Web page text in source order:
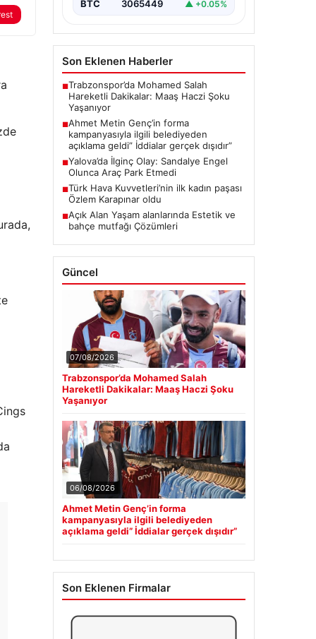
BTC 3065449 ▲ +0.05%
Son Eklenen Haberler
■Trabzonspor’da Mohamed Salah
Hareketli Dakikalar: Maaş Haczi Şoku
Yaşanıyor
■Ahmet Metin Genç’in forma
kampanyasıyla ilgili belediyeden
açıklama geldi” İddialar gerçek dışıdır”
■Yalova’da İlginç Olay: Sandalye Engel
Olunca Araç Park Etmedi
■Türk Hava Kuvvetleri’nin ilk kadın paşası
Özlem Karapınar oldu
■Açık Alan Yaşam alanlarında Estetik ve
bahçe mutfağı Çözümleri
Güncel
07/08/2026
Trabzonspor’da Mohamed Salah
Hareketli Dakikalar: Maaş Haczi Şoku
Yaşanıyor
06/08/2026
Ahmet Metin Genç’in forma
kampanyasıyla ilgili belediyeden
açıklama geldi” İddialar gerçek dışıdır”
Son Eklenen Firmalar